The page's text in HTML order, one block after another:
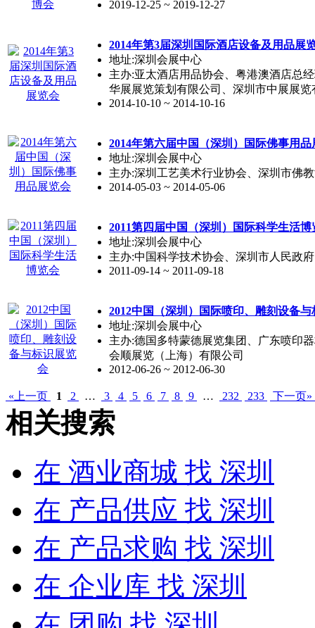
2019-12-25 ~ 2019-12-27
2014年第3届深圳 国际酒店设备及用品展
地址:深圳会展中心
主办:亚太酒店用品协会、粤港澳酒店总
华展展览策划有限公司、深圳市中展展览
2014-10-10 ~ 2014-10-16
2014年第六届中国（深圳 ）国际佛事用品
地址:深圳会展中心
主办:深圳工艺美术行业协会、深圳市佛
2014-05-03 ~ 2014-05-06
2011第四届中国（深圳 ）国际科学生活博
地址:深圳会展中心
主办:中国科学技术协会、深圳市人民政府
2011-09-14 ~ 2011-09-18
2012中国（深圳 ）国际喷印、雕刻设备
地址:深圳会展中心
主办:德国多特蒙德展览集团、广东喷印
会顺展览（上海）有限公司
2012-06-26 ~ 2012-06-30
«上一页 1 2 … 3 4 5 6 7 8 9 … 232 233 下一页»
相关搜索
在 酒业商城 找 深圳
在 产品供应 找 深圳
在 产品求购 找 深圳
在 企业库 找 深圳